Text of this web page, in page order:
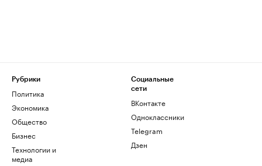
Рубрики
Политика
Экономика
Общество
Бизнес
Технологии и
медиа
Социальные
сети
ВКонтакте
Одноклассники
Telegram
Дзен